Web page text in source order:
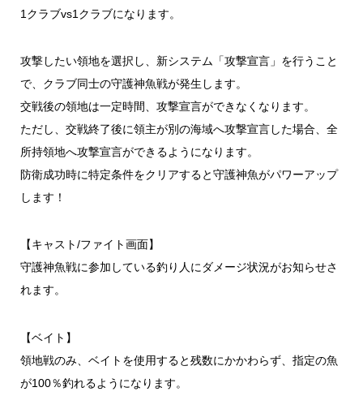
1クラブvs1クラブになります。
攻撃したい領地を選択し、新システム「攻撃宣言」を行うこと
で、クラブ同士の守護神魚戦が発生します。
交戦後の領地は一定時間、攻撃宣言ができなくなります。
ただし、交戦終了後に領主が別の海域へ攻撃宣言した場合、全
所持領地へ攻撃宣言ができるようになります。
防衛成功時に特定条件をクリアすると守護神魚がパワーアップ
します！
【キャスト/ファイト画面】
守護神魚戦に参加している釣り人にダメージ状況がお知らせさ
れます。
【ベイト】
領地戦のみ、ベイトを使用すると残数にかかわらず、指定の魚
が100％釣れるようになります。